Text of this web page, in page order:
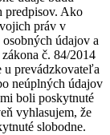
predpisov. Ako
práv v
údajov a
č. 84/2014
u prevádzkovateľa
neúplných údajov
boli poskytnuté
vyhlasujem, že
slobodne.